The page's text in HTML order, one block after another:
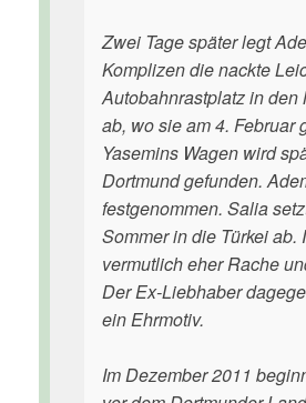
Zwei Tage später legt
Komplizen die nackte
Autobahnrastplatz in den
ab, wo sie am 4. Februar
Yasemins Wagen wird
Dortmund gefunden.
festgenommen. Salia
Sommer in die Türkei ab.
vermutlich eher Rache
Der Ex-Liebhaber
ein Ehrmotiv.
Im Dezember 2011